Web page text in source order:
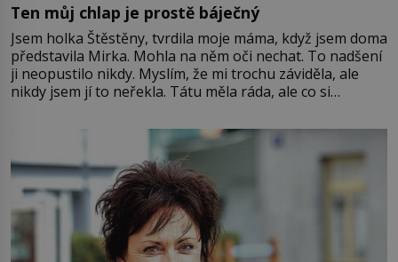
Ten můj chlap je prostě báječný
Jsem holka Štěstěny, tvrdila moje máma, když jsem doma
představila Mirka. Mohla na něm oči nechat. To nadšení
ji neopustilo nikdy. Myslím, že mi trochu záviděla, ale
nikdy jsem jí to neřekla. Tátu měla ráda, ale co si
Jsme spolu moc rádi Tehdy byla jiná doba, když